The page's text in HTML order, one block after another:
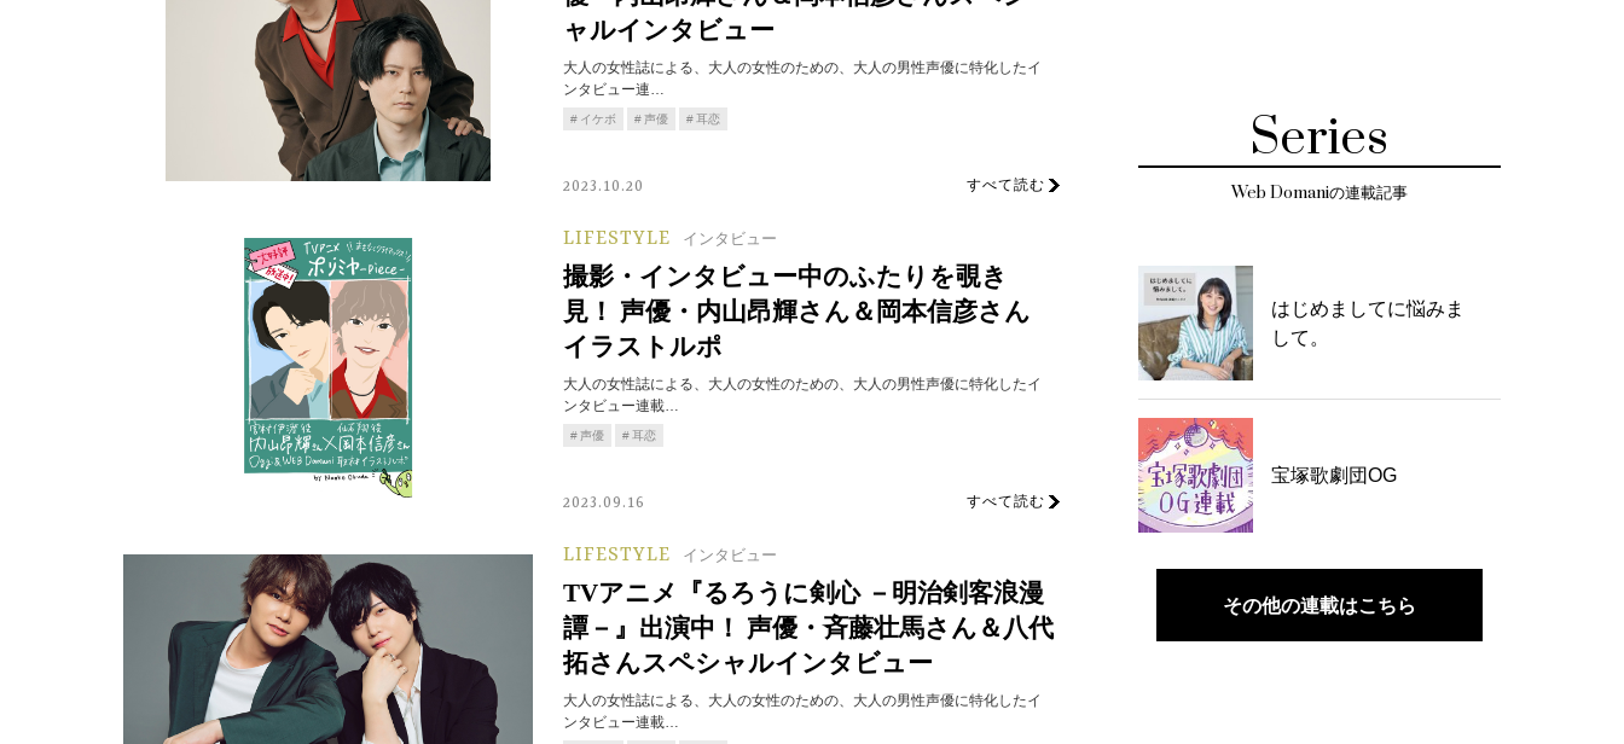
ャルインタビュー
大人の女性誌による、大人の女性のための、大人の男性声優に特化したイ
ンタビュー連…
イケボ 声優 耳恋
2023.10.20 すべて読む
LIFESTYLE インタビュー
撮影・インタビュー中のふたりを覗き
見！ 声優・内山昂輝さん＆岡本信彦さん
イラストルポ
大人の女性誌による、大人の女性のための、大人の男性声優に特化したイ
ンタビュー連載…
声優 耳恋
2023.09.16 すべて読む
LIFESTYLE インタビュー
TVアニメ『るろうに剣心 －明治剣客浪漫
譚－』出演中！ 声優・斉藤壮馬さん＆八代
拓さんスペシャルインタビュー
大人の女性誌による、大人の女性のための、大人の男性声優に特化したイ
ンタビュー連載…
Series
Web Domaniの連載記事
はじめましてに悩みま
して。
宝塚歌劇団OG
その他の連載はこちら